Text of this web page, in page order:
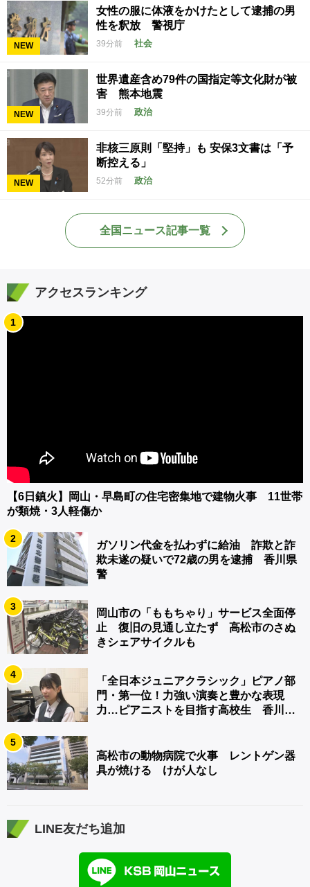
NEW
女性の服に体液をかけたとして逮捕の男
性を釈放 警視庁
39分前 社会
NEW
世界遺産含め79件の国指定等文化財が被
害 熊本地震
39分前 政治
NEW
非核三原則「堅持」も 安保3文書は「予
断控える」
52分前 政治
全国ニュース記事一覧
アクセスランキング
1
【6日鎮火】岡山・早島町の住宅密集地で建物火事 11世帯
が類焼・3人軽傷か
2
ガソリン代金を払わずに給油 詐欺と詐
欺未遂の疑いで72歳の男を逮捕 香川県
警
3
岡山市の「ももちゃり」サービス全面停
止 復旧の見通し立たず 高松市のさぬ
きシェアサイクルも
4
「全日本ジュニアクラシック」ピアノ部
門・第一位！力強い演奏と豊かな表現
力…ピアニストを目指す高校生 香川
5
高松市の動物病院で火事 レントゲン器
具が焼ける けが人なし
LINE友だち追加